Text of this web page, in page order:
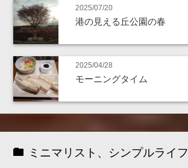
2025/07/20
港の見える丘公園の春
2025/04/28
モーニングタイム
ミニマリスト、シンプルライフ